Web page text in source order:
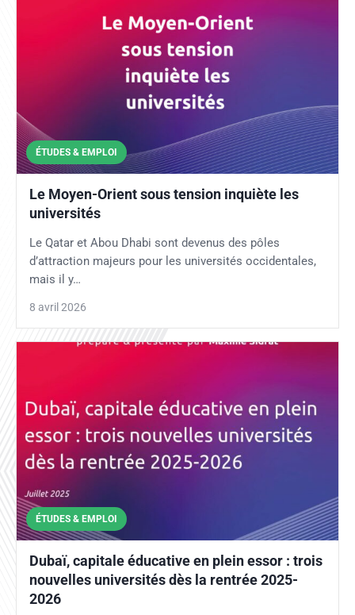
ÉTUDES & EMPLOI
Le Moyen-Orient sous tension inquiète les
universités
Le Qatar et Abou Dhabi sont devenus des pôles
d’attraction majeurs pour les universités occidentales,
mais il y…
8 avril 2026
ÉTUDES & EMPLOI
Dubaï, capitale éducative en plein essor : trois
nouvelles universités dès la rentrée 2025-
2026